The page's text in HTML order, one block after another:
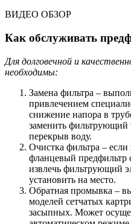
ВИДЕО ОБЗОР
Как обслуживать
Для долговечной и
необходимы:
Замена фильтра –
привлечением
снижение напора в
заменить фильтрующий
перекрыв воду.
Очистка фильтра –
фланцевый предфильтр
извлечь фильтрующий
установить на место.
Обратная промывка –
моделей сетчатых
засыпных. Может